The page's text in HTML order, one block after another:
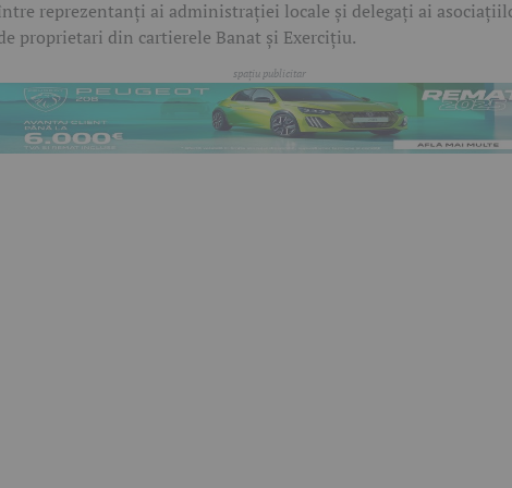
reprezentanți ai administrației locale și delegați ai
proprietari din cartierele Banat și Exercițiu.